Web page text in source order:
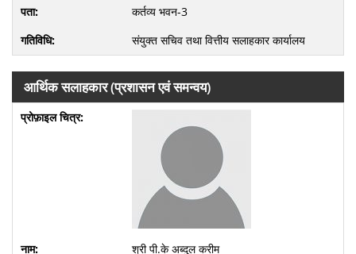
कर्तव्य भवन-3
संयुक्त सचिव तथा वित्तीय सलाहकार कार्यालय
आर्थिक सलाहकार (प्रशासन एवं समन्वय)
श्री पी.के अब्दुल करीम